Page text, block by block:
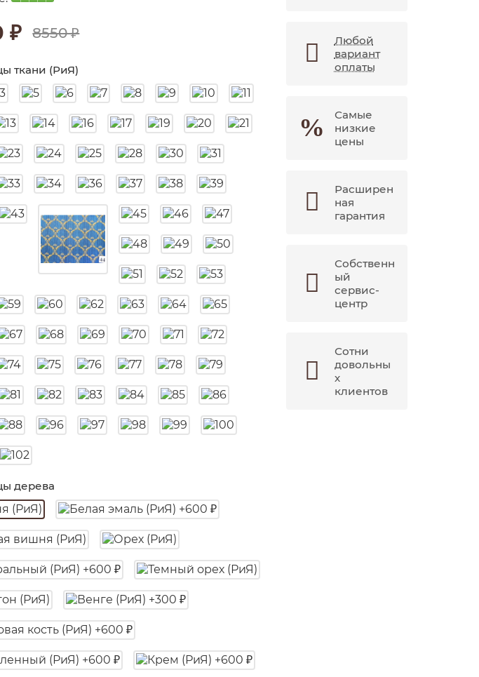
₽ 8550 ₽
ткани (РиЯ)
дерева
Любой
вариант
оплаты
Самые
низкие
цены
Расширен
ная
гарантия
Собственн
ый
сервис-
центр
Сотни
довольны
х
клиентов